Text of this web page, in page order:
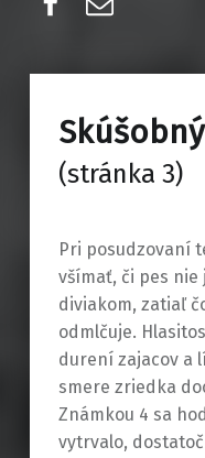
(stránka 3)
Pri posudzovaní
všímať, či pes
diviakom, zatiaľ
odmlčuje.
durení zajacov a
smere zriedka
Známkou 4 sa
vytrvalo,